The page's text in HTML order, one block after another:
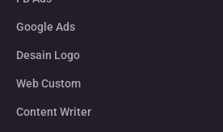
Google Ads
Desain Logo
Web Custom
Content Writer